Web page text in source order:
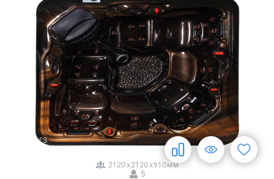
/3
2120x2120x910мм
5